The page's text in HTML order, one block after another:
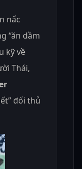
nấc
“ăn dầm
kỹ về
Thái,
đối thủ